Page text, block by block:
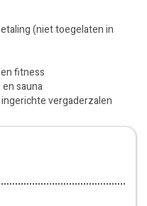
(niet toegelaten in
fitness
sauna
vergaderzalen